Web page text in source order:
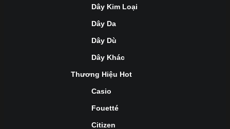
Dây Kim Loại
Dây Da
Dây Dù
Dây Khác
Thương Hiệu Hot
Casio
Fouetté
Citizen